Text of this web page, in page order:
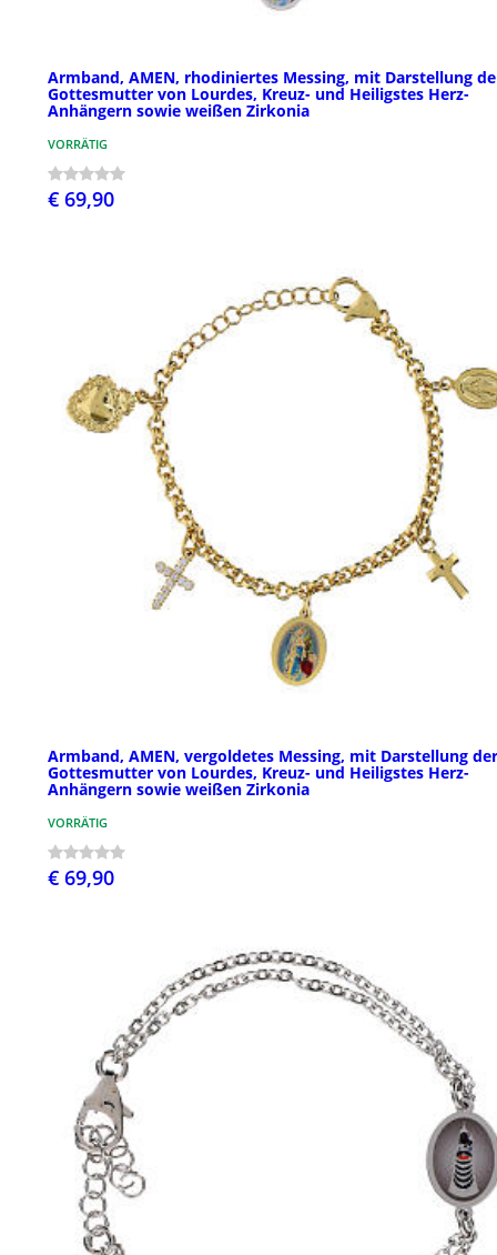
Armband, AMEN, rhodiniertes Messing, mit Darstellung
Gottesmutter von Lourdes, Kreuz- und Heiligstes Herz-
Anhängern sowie weißen Zirkonia
VORRÄTIG
€ 69,90
Armband, AMEN, vergoldetes Messing, mit Darstellung der
Gottesmutter von Lourdes, Kreuz- und Heiligstes Herz-
Anhängern sowie weißen Zirkonia
VORRÄTIG
€ 69,90